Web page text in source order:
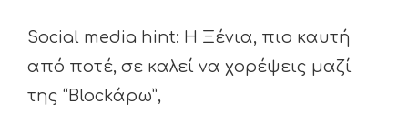
Social media hint: Η Ξένια, πιο καυτή
από ποτέ, σε καλεί να χορέψεις μαζί
της “Blockάρω”,